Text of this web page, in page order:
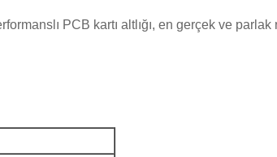
PCB kartı altlığı, en gerçek ve